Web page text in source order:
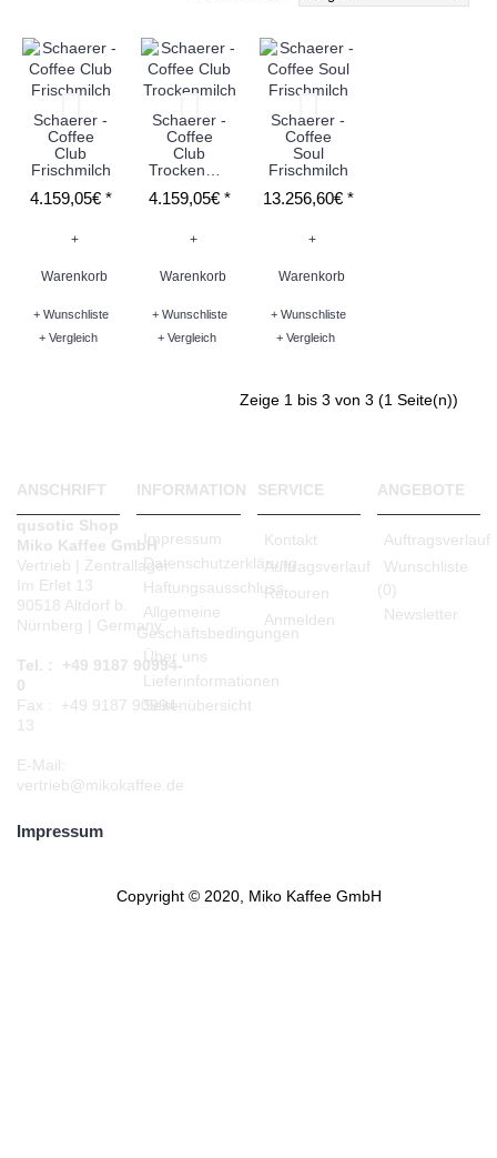
Schaerer -
Coffee
Club
Frischmilch
4.159,05€ *
+
Warenkorb
+ Wunschliste
+ Vergleich
Schaerer -
Coffee
Club
Trockenmilch
4.159,05€ *
+
Warenkorb
+ Wunschliste
+ Vergleich
Schaerer -
Coffee
Soul
Frischmilch
13.256,60€ *
+
Warenkorb
+ Wunschliste
+ Vergleich
Zeige 1 bis 3 von 3 (1 Seite(n))
ANSCHRIFT
qusotic Shop
Miko Kaffee GmbH
Vertrieb | Zentrallager
Im Erlet 13
90518 Altdorf b.
Nürnberg | Germany
Tel. : +49 9187 90994-
0
Fax : +49 9187 90994-
13
E-Mail:
vertrieb@mikokaffee.de
INFORMATION
Impressum
Datenschutzerklärung
Haftungsausschluss
Allgemeine
Geschäftsbedingungen
Über uns
Lieferinformationen
Seitenübersicht
SERVICE
Kontakt
Auftragsverlauf
Retouren
Anmelden
ANGEBOTE
Auftragsverlauf
Wunschliste
(0)
Newsletter
Impressum
Copyright © 2020, Miko Kaffee GmbH